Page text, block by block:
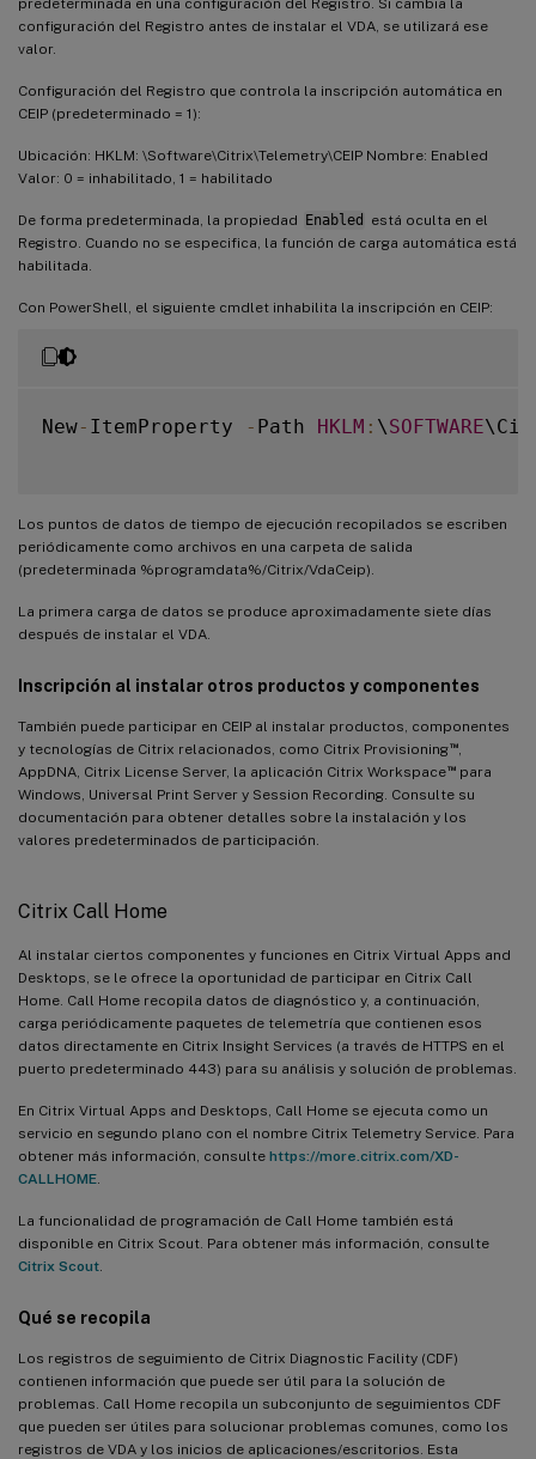
configuración del Registro antes de instalar el VDA, se utilizará ese
valor.
Configuración del Registro que controla la inscripción automática en
CEIP (predeterminado = 1):
Ubicación: HKLM: \Software\Citrix\Telemetry\CEIP Nombre: Enabled
Valor: 0 = inhabilitado, 1 = habilitado
De forma predeterminada, la propiedad Enabled
está oculta en el
Registro. Cuando no se especifica, la función de carga automática está
habilitada.
Con PowerShell, el siguiente cmdlet inhabilita la inscripción en CEIP:
New- ItemProperty - Path HKLM : \SOFTWARE
Los puntos de datos de tiempo de ejecución recopilados se escriben
periódicamente como archivos en una carpeta de salida
(predeterminada %programdata%/Citrix/VdaCeip).
La primera carga de datos se produce aproximadamente siete días
después de instalar el VDA.
Inscripción al instalar otros productos y componentes
También puede participar en CEIP al instalar productos, componentes
y tecnologías de Citrix relacionados, como Citrix Provisioning™,
AppDNA, Citrix License Server, la aplicación Citrix Workspace™para
Windows, Universal Print Server y Session Recording. Consulte su
documentación para obtener detalles sobre la instalación y los
valores predeterminados de participación.
Citrix Call Home
Al instalar ciertos componentes y funciones en Citrix Virtual Apps and
Desktops, se le ofrece la oportunidad de participar en Citrix Call
Home. Call Home recopila datos de diagnóstico y, a continuación,
carga periódicamente paquetes de telemetría que contienen esos
datos directamente en Citrix Insight Services (a través de HTTPS en el
puerto predeterminado 443) para su análisis y solución de problemas.
En Citrix Virtual Apps and Desktops, Call Home se ejecuta como un
servicio en segundo plano con el nombre Citrix Telemetry Service. Para
obtener más información, consulte https://more.citrix.com/XD-
CALLHOME
La funcionalidad de programación de Call Home también está
disponible en Citrix Scout. Para obtener más información, consulte
Citrix Scout
Qué se recopila
Los registros de seguimiento de Citrix Diagnostic Facility (CDF)
contienen información que puede ser útil para la solución de
problemas. Call Home recopila un subconjunto de seguimientos CDF
que pueden ser útiles para solucionar problemas comunes, como los
registros de VDA y los inicios de aplicaciones/escritorios. Esta